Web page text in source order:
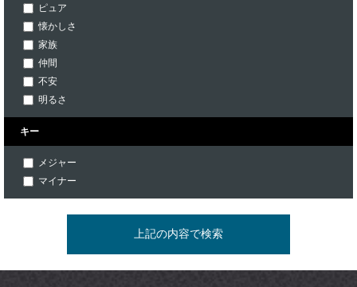
ピュア
懐かしさ
家族
仲間
不安
明るさ
キー
メジャー
マイナー